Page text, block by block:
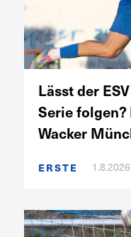
Lässt der
Serie
Wacker
ERSTE 1.8.2026